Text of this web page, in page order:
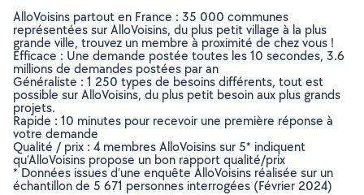
AlloVoisins partout en France : 35 000 communes
représentées sur AlloVoisins, du plus petit village à la plus
grande ville, trouvez un membre à proximité de chez vous !
Efficace : Une demande postée toutes les 10 secondes, 3.6
millions de demandes postées par an
Généraliste : 1 250 types de besoins différents, tout est
possible sur AlloVoisins, du plus petit besoin aux plus grands
projets.
Rapide : 10 minutes pour recevoir une première réponse à
votre demande
Qualité / prix : 4 membres AlloVoisins sur 5* indiquent
qu’AlloVoisins propose un bon rapport qualité/prix
* Données issues d’une enquête AlloVoisins réalisée sur un
échantillon de 5 671 personnes interrogées (Février 2024)